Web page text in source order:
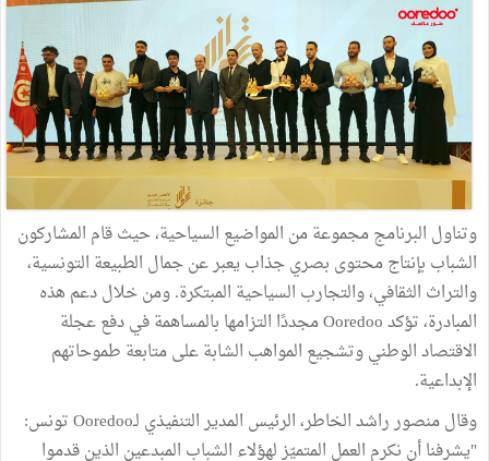
وتناول البرنامج مجموعة من المواضيع السياحية، حيث قام المشاركون
الشباب بإنتاج محتوى بصري جذاب يعبر عن جمال الطبيعة التونسية،
والتراث الثقافي، والتجارب السياحية المبتكرة. ومن خلال دعم هذه
المبادرة، تؤكد Ooredoo مجددًا التزامها بالمساهمة في دفع عجلة
الاقتصاد الوطني وتشجيع المواهب الشابة على متابعة طموحاتهم
الإبداعية.
وقال منصور راشد الخاطر، الرئيس المدير التنفيذي لـOoredoo تونس:
"يشرفنا أن نكرم العمل المتميّز لهؤلاء الشباب المبدعين الذين قدموا